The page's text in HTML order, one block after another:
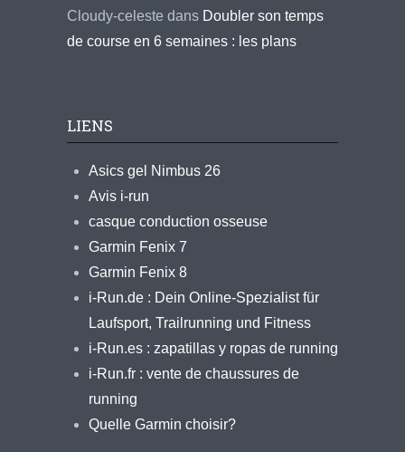
Cloudy-celeste dans Doubler son temps
de course en 6 semaines : les plans
LIENS
Asics gel Nimbus 26
Avis i-run
casque conduction osseuse
Garmin Fenix 7
Garmin Fenix 8
i-Run.de : Dein Online-Spezialist für
Laufsport, Trailrunning und Fitness
i-Run.es : zapatillas y ropas de running
i-Run.fr : vente de chaussures de
running
Quelle Garmin choisir?